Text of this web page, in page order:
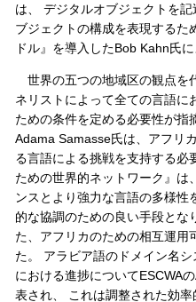
は、 デジタルオブジェクトを
ブジェクトの構成を表現するた
ドル』を導入したBob Kahn氏
世界の五つの地域区の観点を
ネリストによって全ての言語に
ための条件を定める必要性が指
Adama Samasse氏は、アフリ
る言語による挑戦を支持する必
ための世界的ネットワーク』は
ンスとより強力な言語の多様
的な協調のための良い手段とな
た、アフリカのための相互運用
た。 アラビア語のドメイン名
における進捗についてESCWA
表され、 これは調整された効